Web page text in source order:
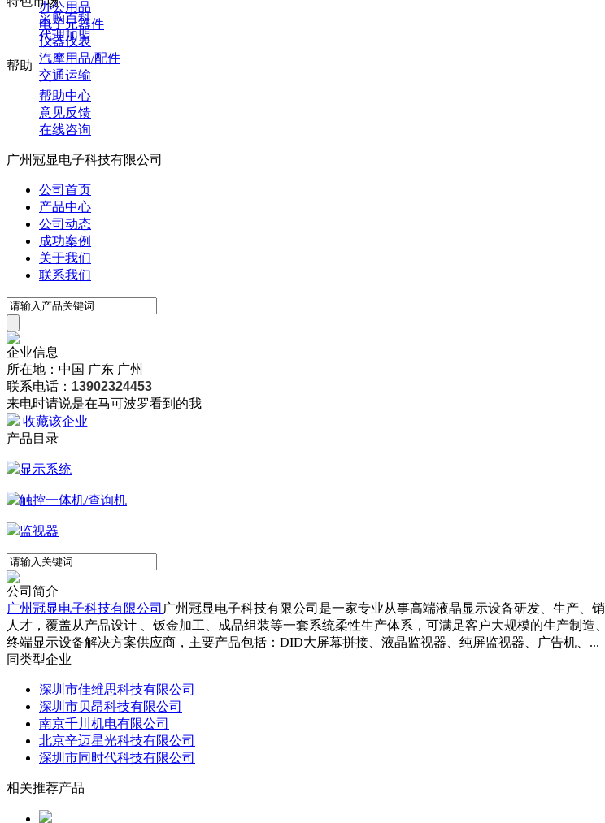
办公用品
电子元器件
仪器仪表
汽摩用品/配件
交通运输
采购百科
代理加盟
帮助
帮助中心
意见反馈
在线咨询
广州冠显电子科技有限公司
公司首页
产品中心
公司动态
成功案例
关于我们
联系我们
企业信息
所在地：中国 广东 广州
联系电话： 13902324453
来电时请说是在马可波罗看到的我
收藏该企业
产品目录
显示系统
触控一体机/查询机
监视器
公司简介
广州冠显电子科技有限公司 广州冠显电子科技有限公司是一家专业从事高端液晶显示设备研发、生产
人才，覆盖从产品设计 、钣金加工、成品组装等一套系统柔性生产体系，可满足客户大规模的生产制
终端显示设备解决方案供应商，主要产品包括：DID大屏幕拼接、液晶监视器、纯屏监视器、广告机、...
同类型企业
深圳市佳维思科技有限公司
深圳市贝昂科技有限公司
南京千川机电有限公司
北京辛迈星光科技有限公司
深圳市同时代科技有限公司
相关推荐产品